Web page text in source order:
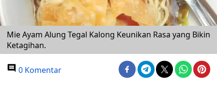
Mie Ayam Alung Tegal Kalong Keunikan Rasa yang Bikin
Ketagihan.
0 Komentar